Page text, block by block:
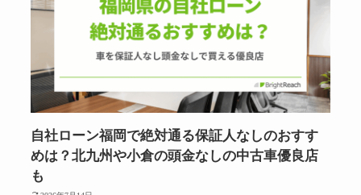
自社ローン福岡で絶対通る保証人なしのおすす
めは？北九州や小倉の頭金なしの中古車優良店
も